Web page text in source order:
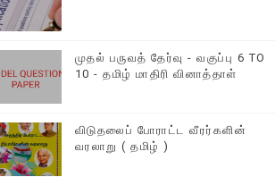
முதல் பருவத் தேர்வு - வகுப்பு 6 TO
10 - தமிழ் மாதிரி வினாத்தாள்
விடுதலைப் போராட்ட வீரர்களின்
வரலாறு ( தமிழ் )